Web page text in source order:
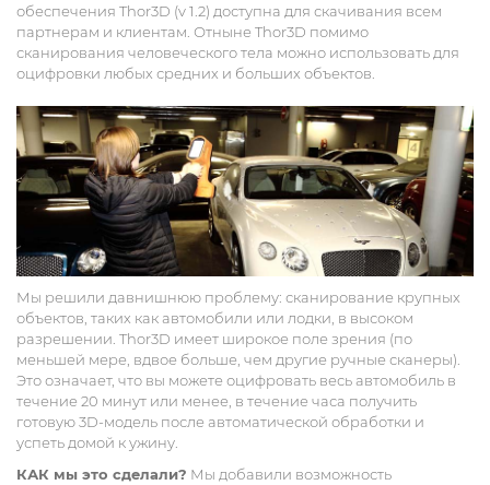
обеспечения Thor3D (v 1.2) доступна для скачивания всем
партнерам и клиентам. Отныне Thor3D помимо
сканирования человеческого тела можно использовать для
оцифровки любых средних и больших объектов.
Мы решили давнишнюю проблему: сканирование крупных
объектов, таких как автомобили или лодки, в высоком
разрешении. Thor3D имеет широкое поле зрения (по
меньшей мере, вдвое больше, чем другие ручные сканеры).
Это означает, что вы можете оцифровать весь автомобиль в
течение 20 минут или менее, в течение часа получить
готовую 3D-модель после автоматической обработки и
успеть домой к ужину.
КАК мы это сделали? Мы добавили возможность